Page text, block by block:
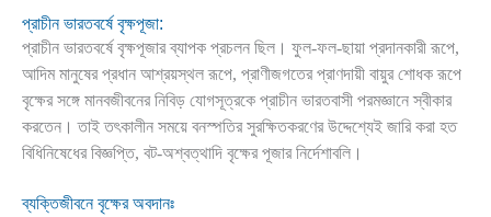
প্রাচীন ভারতবর্ষে বৃক্ষপূজা:
প্রাচীন ভারতবর্ষে বৃক্ষপূজার ব্যাপক প্রচলন ছিল। ফুল-ফল-ছায়া প্রদানকারী রূপে,
আদিম মানুষের প্রধান আশ্রয়স্থল রূপে, প্রাণীজগতের প্রাণদায়ী বায়ুর শোধক রূপে
বৃক্ষের সঙ্গে মানবজীবনের নিবিড় যোগসূত্রকে প্রাচীন ভারতবাসী পরমজ্ঞানে স্বীকার
করতেন। তাই তৎকালীন সময়ে বনস্পতির সুরক্ষিতকরণের উদ্দেশ্যেই জারি করা হত
বিধিনিষেধের বিজ্ঞপ্তি, বট-অশ্বত্থাদি বৃক্ষের পূজার নির্দেশাবলি।
ব্যক্তিজীবনে বৃক্ষের অবদানঃ